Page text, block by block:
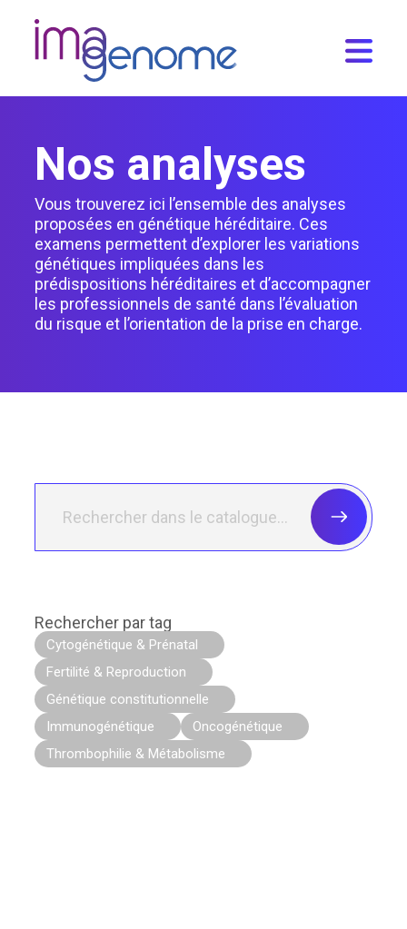
Nos analyses
Vous trouverez ici l’ensemble des analyses
proposées en génétique héréditaire. Ces
examens permettent d’explorer les variations
génétiques impliquées dans les
prédispositions héréditaires et d’accompagner
les professionnels de santé dans l’évaluation
du risque et l’orientation de la prise en charge.
Rechercher par tag
Cytogénétique & Prénatal
Fertilité & Reproduction
Génétique constitutionnelle
Immunogénétique
Oncogénétique
Thrombophilie & Métabolisme